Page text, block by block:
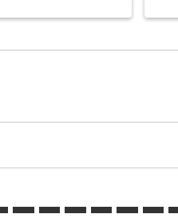
cmp-view-offers-
cmp-view-offers-
KIX–MUC: cmp-view-
KIX–MUC: cmp-view-
KIX–MUC: cmp-
KIX–MUC: